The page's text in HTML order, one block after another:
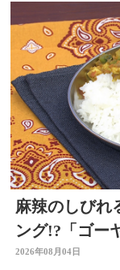
麻辣のしびれ
ング!?「ゴー
ー」～開店！
2026年08月04日